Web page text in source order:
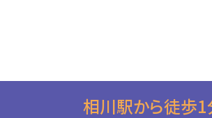
相川駅から徒歩1